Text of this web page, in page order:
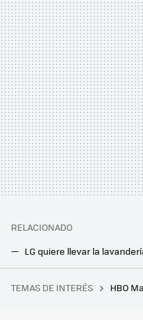
RELACIONADO
TEMAS DE INTERÉS HBO